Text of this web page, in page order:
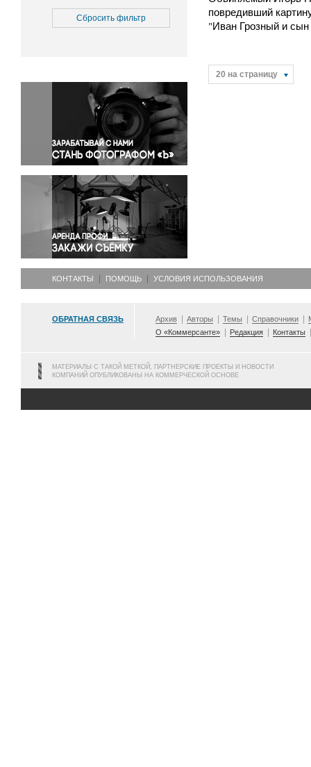
Медицина
Окружающая среда
Политика
Правосудие
Происшествия и конфликты
Религия
Светская жизнь
Спорт
Экология
Экономика и бизнес
Сбросить фильтр
повредивший
"Иван Грозный и
20 на страницу
КОНТАКТЫ ПОМОЩЬ УСЛОВИЯ ИСПОЛЬЗОВАНИЯ
ОБРАТНАЯ СВЯЗЬ Архив Авторы Темы Справочники
О «Коммерсанте»
Редакция Контакты
МАТЕРИАЛЫ С ТАКОЙ МЕТКОЙ, ПАРТНЕРСКИЕ ПРОЕКТЫ И НОВОСТИ
КОМПАНИЙ ОПУБЛИКОВАНЫ НА КОММЕРЧЕСКОЙ ОСНОВЕ